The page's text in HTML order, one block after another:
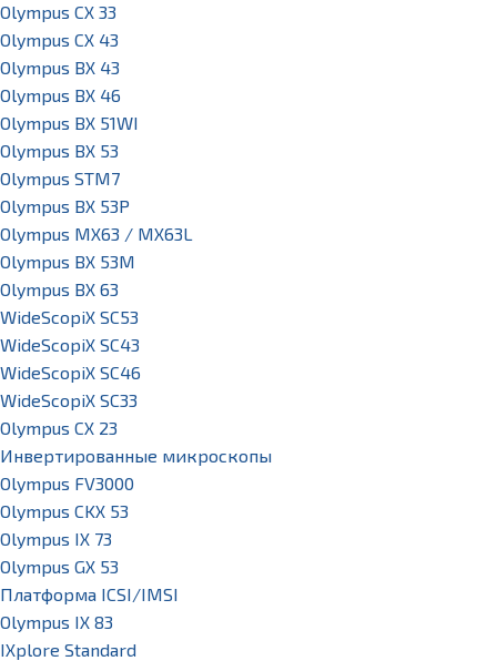
Olympus CX 33
Olympus CX 43
Olympus BX 43
Olympus BX 46
Olympus BX 51WI
Olympus BX 53
Olympus STM7
Olympus BX 53P
Olympus MX63 / MX63L
Olympus BX 53M
Olympus BX 63
WideScopiX SC53
WideScopiX SC43
WideScopiX SC46
WideScopiX SC33
Olympus CX 23
Инвертированные микроскопы
Olympus FV3000
Olympus CKX 53
Olympus IX 73
Olympus GX 53
Платформа ICSI/IMSI
Olympus IX 83
IXplore Standard